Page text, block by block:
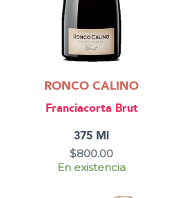
RONCO CALINO
Franciacorta Brut
375 Ml
$800.00
En existencia